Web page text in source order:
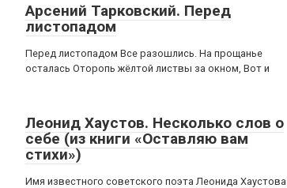
Арсений Тарковский. Перед
листопадом
Перед листопадом Все разошлись. На прощанье
осталась Оторопь жёлтой листвы за окном, Вот и
Леонид Хаустов. Несколько слов о
себе (из книги «Оставляю вам
стихи»)
Имя известного советского поэта Леонида Хаустова